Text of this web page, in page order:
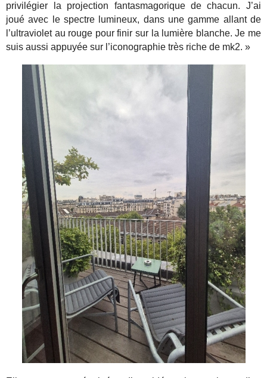
privilégier la projection fantasmagorique de chacun. J’ai
joué avec le spectre lumineux, dans une gamme allant de
l’ultraviolet au rouge pour finir sur la lumière blanche. Je me
suis aussi appuyée sur l’iconographie très riche de mk2. »